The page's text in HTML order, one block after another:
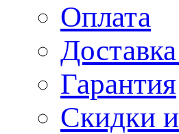
Оплата
Гарантия
Скидки